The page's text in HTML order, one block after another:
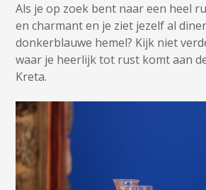
Als je op zoek bent naar een heel
en charmant en je ziet jezelf al
donkerblauwe hemel? Kijk niet
waar je heerlijk tot rust komt aan
Kreta.